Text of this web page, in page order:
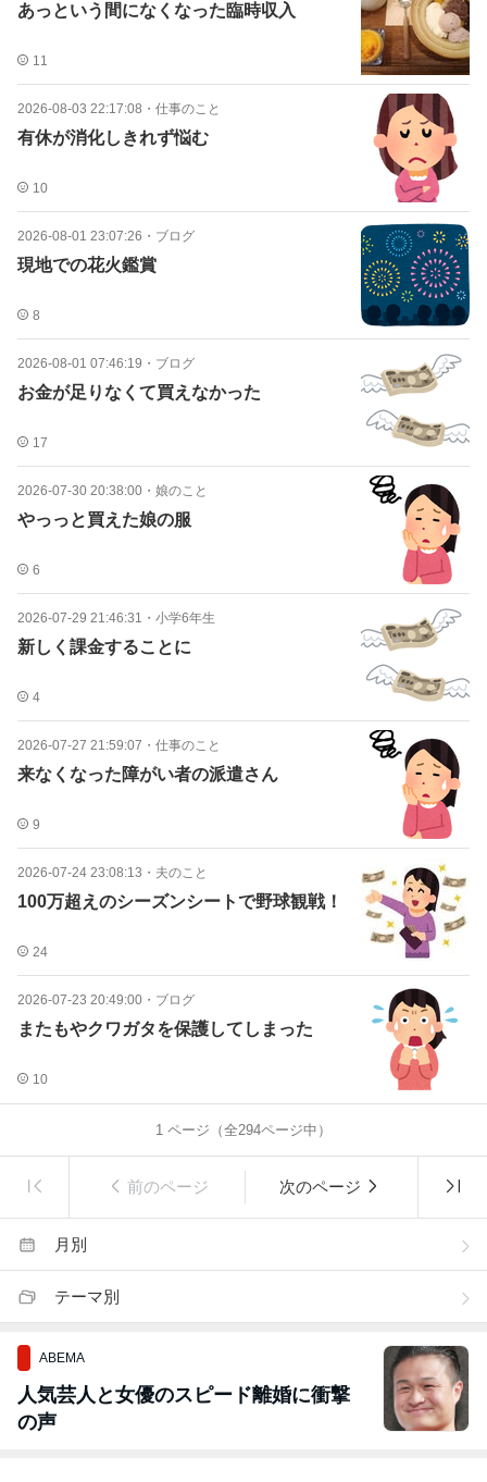
あっという間になくなった臨時収入
11
2026-08-03 22:17:08 ・ 仕事のこと
有休が消化しきれず悩む
10
2026-08-01 23:07:26 ・ ブログ
現地での花火鑑賞
8
2026-08-01 07:46:19 ・ ブログ
お金が足りなくて買えなかった
17
2026-07-30 20:38:00 ・ 娘のこと
やっっと買えた娘の服
6
2026-07-29 21:46:31 ・ 小学6年生
新しく課金することに
4
2026-07-27 21:59:07 ・ 仕事のこと
来なくなった障がい者の派遣さん
9
2026-07-24 23:08:13 ・ 夫のこと
100万超えのシーズンシートで野球観戦！
24
2026-07-23 20:49:00 ・ ブログ
またもやクワガタを保護してしまった
10
1 ページ（全294ページ中）
前のページ 次のページ
月別
テーマ別
ABEMA
人気芸人と女優のスピード離婚に衝撃
の声